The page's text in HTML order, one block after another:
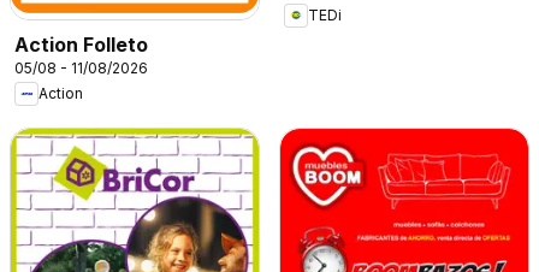
Action Folleto
05/08 - 11/08/2026
Action
TEDi